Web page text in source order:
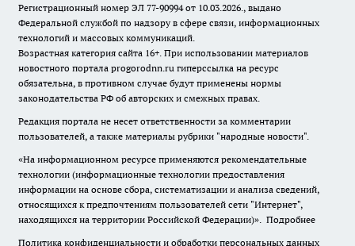
Регистрационный номер ЭЛ 77-90994 от 10.03.2026., выдано
Федеральной службой по надзору в сфере связи, информационных
технологий и массовых коммуникаций.
Возрастная категория сайта 16+. При использовании материалов
новостного портала progorodnn.ru гиперссылка на ресурс
обязательна, в противном случае будут применены нормы
законодательства РФ об авторских и смежных правах.
Редакция портала не несет ответственности за комментарии
пользователей, а также материалы рубрики "народные новости".
«На информационном ресурсе применяются рекомендательные
технологии (информационные технологии предоставления
информации на основе сбора, систематизации и анализа сведений,
относящихся к предпочтениям пользователей сети "Интернет",
находящихся на территории Российской Федерации)». Подробнее
Политика конфиденциальности и обработки персональных данных